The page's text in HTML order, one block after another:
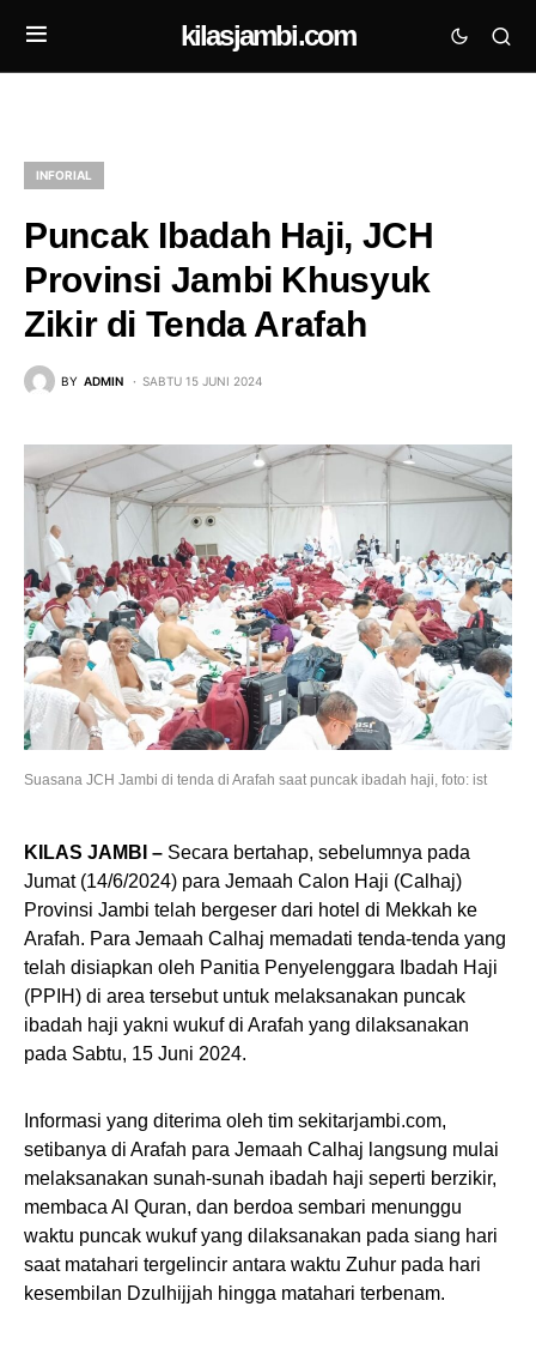
kilasjambi.com
INFORIAL
Puncak Ibadah Haji, JCH
Provinsi Jambi Khusyuk
Zikir di Tenda Arafah
BY ADMIN SABTU 15 JUNI 2024
Suasana JCH Jambi di tenda di Arafah saat puncak ibadah haji, foto: ist
KILAS JAMBI – Secara bertahap, sebelumnya pada
Jumat (14/6/2024) para Jemaah Calon Haji (Calhaj)
Provinsi Jambi telah bergeser dari hotel di Mekkah ke
Arafah. Para Jemaah Calhaj memadati tenda-tenda yang
telah disiapkan oleh Panitia Penyelenggara Ibadah Haji
(PPIH) di area tersebut untuk melaksanakan puncak
ibadah haji yakni wukuf di Arafah yang dilaksanakan
pada Sabtu, 15 Juni 2024.
Informasi yang diterima oleh tim sekitarjambi.com,
setibanya di Arafah para Jemaah Calhaj langsung mulai
melaksanakan sunah-sunah ibadah haji seperti berzikir,
membaca Al Quran, dan berdoa sembari menunggu
waktu puncak wukuf yang dilaksanakan pada siang hari
saat matahari tergelincir antara waktu Zuhur pada hari
kesembilan Dzulhijjah hingga matahari terbenam.